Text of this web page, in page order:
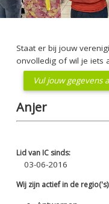
Staat er bij jouw
onvolledig of
Vul jouw gegevens
Anjer
Lid van IC sinds:
03-06-2016
Wij zijn actief in de